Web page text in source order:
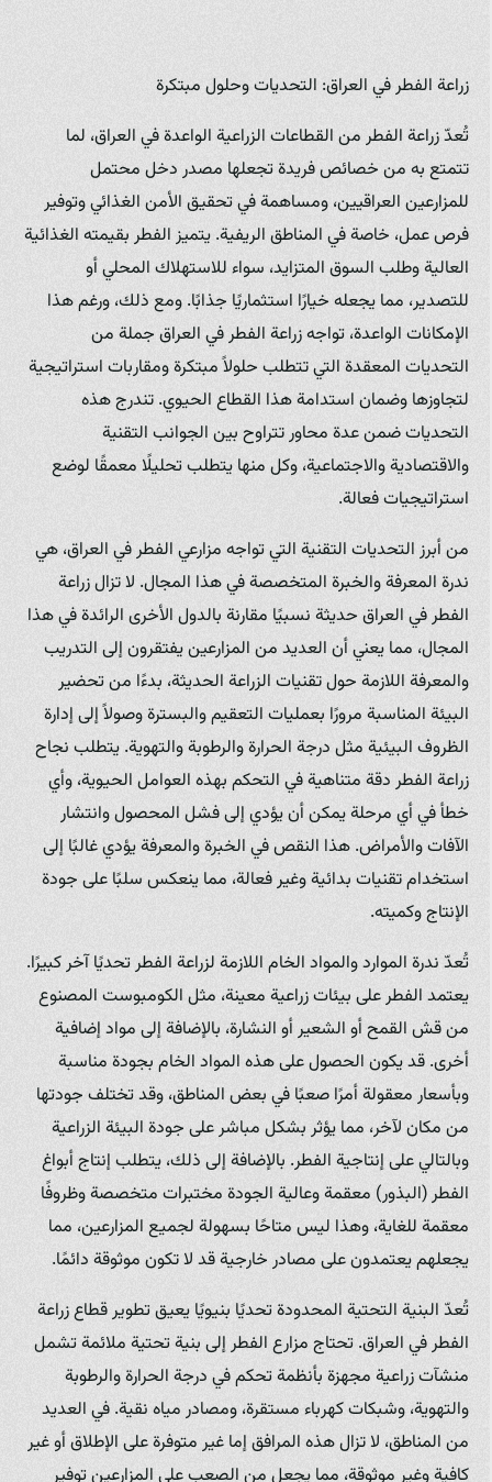
زراعة الفطر في العراق: التحديات وحلول مبتكرة
تُعدّ زراعة الفطر من القطاعات الزراعية الواعدة في العراق، لما
تتمتع به من خصائص فريدة تجعلها مصدر دخل محتمل
للمزارعين العراقيين، ومساهمة في تحقيق الأمن الغذائي وتوفير
فرص عمل، خاصة في المناطق الريفية. يتميز الفطر بقيمته الغذائية
العالية وطلب السوق المتزايد، سواء للاستهلاك المحلي أو
للتصدير، مما يجعله خيارًا استثماريًا جذابًا. ومع ذلك، ورغم هذا
الإمكانات الواعدة، تواجه زراعة الفطر في العراق جملة من
التحديات المعقدة التي تتطلب حلولاً مبتكرة ومقاربات استراتيجية
لتجاوزها وضمان استدامة هذا القطاع الحيوي. تندرج هذه
التحديات ضمن عدة محاور تتراوح بين الجوانب التقنية
والاقتصادية والاجتماعية، وكل منها يتطلب تحليلًا معمقًا لوضع
استراتيجيات فعالة.
من أبرز التحديات التقنية التي تواجه مزارعي الفطر في العراق، هي
ندرة المعرفة والخبرة المتخصصة في هذا المجال. لا تزال زراعة
الفطر في العراق حديثة نسبيًا مقارنة بالدول الأخرى الرائدة في هذا
المجال، مما يعني أن العديد من المزارعين يفتقرون إلى التدريب
والمعرفة اللازمة حول تقنيات الزراعة الحديثة، بدءًا من تحضير
البيئة المناسبة مرورًا بعمليات التعقيم والبسترة وصولاً إلى إدارة
الظروف البيئية مثل درجة الحرارة والرطوبة والتهوية. يتطلب نجاح
زراعة الفطر دقة متناهية في التحكم بهذه العوامل الحيوية، وأي
خطأ في أي مرحلة يمكن أن يؤدي إلى فشل المحصول وانتشار
الآفات والأمراض. هذا النقص في الخبرة والمعرفة يؤدي غالبًا إلى
استخدام تقنيات بدائية وغير فعالة، مما ينعكس سلبًا على جودة
الإنتاج وكميته.
تُعدّ ندرة الموارد والمواد الخام اللازمة لزراعة الفطر تحديًا آخر كبيرًا.
يعتمد الفطر على بيئات زراعية معينة، مثل الكومبوست المصنوع
من قش القمح أو الشعير أو النشارة، بالإضافة إلى مواد إضافية
أخرى. قد يكون الحصول على هذه المواد الخام بجودة مناسبة
وبأسعار معقولة أمرًا صعبًا في بعض المناطق، وقد تختلف جودتها
من مكان لآخر، مما يؤثر بشكل مباشر على جودة البيئة الزراعية
وبالتالي على إنتاجية الفطر. بالإضافة إلى ذلك، يتطلب إنتاج أبواغ
الفطر (البذور) معقمة وعالية الجودة مختبرات متخصصة وظروفًا
معقمة للغاية، وهذا ليس متاحًا بسهولة لجميع المزارعين، مما
يجعلهم يعتمدون على مصادر خارجية قد لا تكون موثوقة دائمًا.
تُعدّ البنية التحتية المحدودة تحديًا بنيويًا يعيق تطوير قطاع زراعة
الفطر في العراق. تحتاج مزارع الفطر إلى بنية تحتية ملائمة تشمل
منشآت زراعية مجهزة بأنظمة تحكم في درجة الحرارة والرطوبة
والتهوية، وشبكات كهرباء مستقرة، ومصادر مياه نقية. في العديد
من المناطق، لا تزال هذه المرافق إما غير متوفرة على الإطلاق أو غير
كافية وغير موثوقة، مما يجعل من الصعب على المزارعين توفير